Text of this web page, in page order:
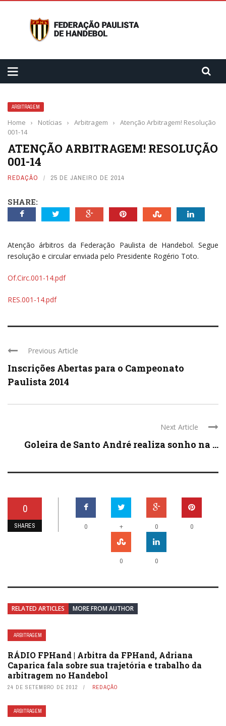
ARBITRAGEM
Home › Notícias › Arbitragem ›
Atenção Arbitragem! Resolução
001-14
ATENÇÃO ARBITRAGEM! RESOLUÇÃO
001-14
REDAÇÃO 25 DE JANEIRO DE 2014
SHARE:
Atenção árbitros da Federação Paulista de Handebol. Segue
resolução e circular enviada pelo Presidente Rogério Toto.
Of.Circ.001-14.pdf
RES.001-14.pdf
Previous Article
Inscrições Abertas para o Campeonato
Paulista 2014
Next Article
Goleira de Santo André realiza sonho na ...
0
SHARES 0 + 0 0
0 0
RELATED ARTICLES MORE FROM AUTHOR
ARBITRAGEM
RÁDIO FPHand | Arbitra da FPHand, Adriana
Caparica fala sobre sua trajetória e trabalho da
arbitragem no Handebol
24 DE SETEMBRO DE 2012 REDAÇÃO
ARBITRAGEM